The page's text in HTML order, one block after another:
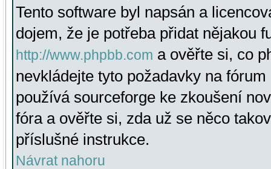
Tento software byl napsán a
dojem, že je potřeba přidat nějakou
http://www.phpbb.com a ověřte si, co
nevkládejte tyto požadavky na
používá sourceforge ke zkoušení
fóra a ověřte si, zda už se něco
příslušné instrukce.
Návrat nahoru